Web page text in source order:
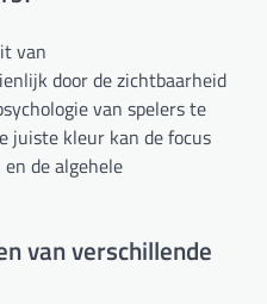
van
door de zichtbaarheid
van spelers te
juiste kleur kan de focus
de algehele
van verschillende